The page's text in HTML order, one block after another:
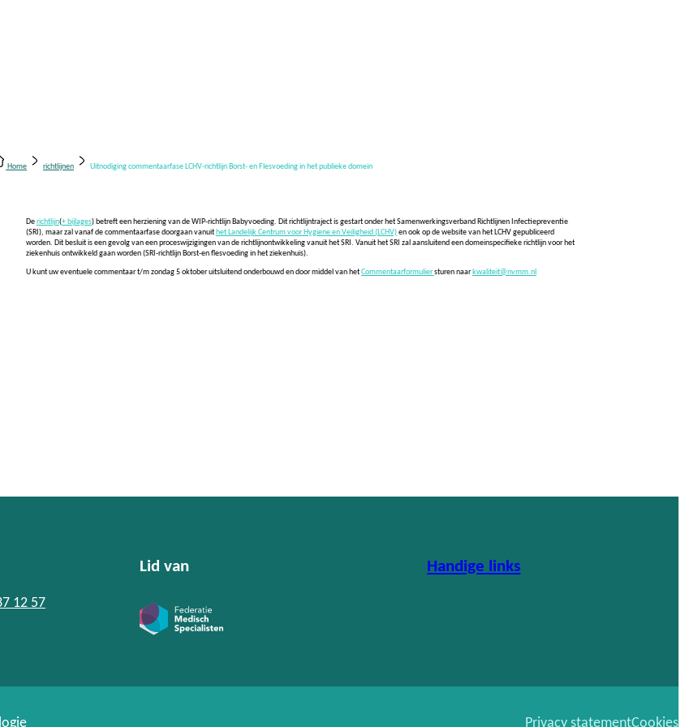
Home richtlijnen Uitnodiging commentaarfase LCHV-richtlijn Borst- en Flesvoeding in het publieke domein
Derichtlijn(+ bijlages) betreft een herziening van de WIP-richtlijn Babyvoeding. Dit richtlijntraject is gestart onder het Samenwerkingsverband Richtlijnen Infectiepreventie
(SRI), maar zal vanaf de commentaarfase doorgaan vanuit het Landelijk Centrum voor Hygiene en Veiligheid (LCHV)en ook op de website van het LCHV gepubliceerd
worden. Dit besluit is een gevolg van een proceswijzigingen van de richtlijnontwikkeling vanuit het SRI. Vanuit het SRI zal aansluitend een domeinspecifieke richtlijn voor het
ziekenhuis ontwikkeld gaan worden (SRI-richtlijn Borst-en flesvoeding in het ziekenhuis).
U kunt uw eventuele commentaar t/m zondag 5 oktober uitsluitend onderbouwd en door middel van hetCommentaarformuliersturen naarkwaliteit@nvmm.nl
12 57
Lid van Handige links
Privacy statementCookies